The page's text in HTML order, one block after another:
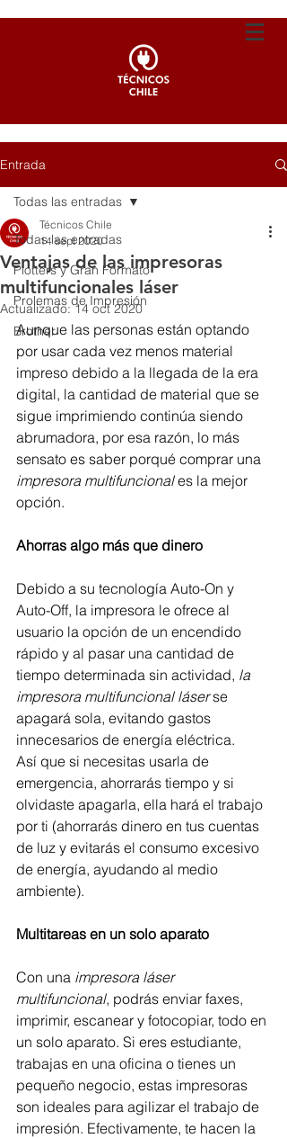
Entrada
Todas las entradas
Plotters y Gran Formato
Prolemas de Impresión
Brother
Todas las entradas
Ventajas de las impresoras
multifuncionales láser
Técnicos Chile
14 sept 2020
Actualizado:14 oct 2020
Aunque las personas están optando
por usar cada vez menos material
impreso debido a la llegada de la era
digital, la cantidad de material que se
sigue imprimiendo continúa siendo
abrumadora, por esa razón, lo más
sensato es saber porqué comprar una
impresora multifuncional es la mejor
opción.
Ahorras algo más que dinero
Debido a su tecnología Auto-On y
Auto-Off, la impresora le ofrece al
usuario la opción de un encendido
rápido y al pasar una cantidad de
tiempo determinada sin actividad, la
impresora multifuncional láser se
apagará sola, evitando gastos
innecesarios de energía eléctrica.
Así que si necesitas usarla de
emergencia, ahorrarás tiempo y si
olvidaste apagarla, ella hará el trabajo
por ti (ahorrarás dinero en tus cuentas
de luz y evitarás el consumo excesivo
de energía, ayudando al medio
ambiente).
Multitareas en un solo aparato
Con una impresora láser
multifuncional, podrás enviar faxes,
imprimir, escanear y fotocopiar, todo en
un solo aparato. Si eres estudiante,
trabajas en una oficina o tienes un
pequeño negocio, estas impresoras
son ideales para agilizar el trabajo de
impresión. Efectivamente, te hacen la